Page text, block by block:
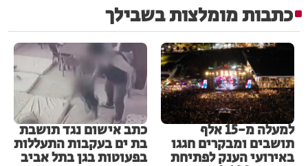
כתבות מומלצות בשבילך
למעלה מ-15 אלף
תושבים ומבקרים חגגו
באירועי הענק לפתיחת
כתב אישום נגד תושבת
בת ים בעקבות התעללות
בפעוטות בגן בתל אביב